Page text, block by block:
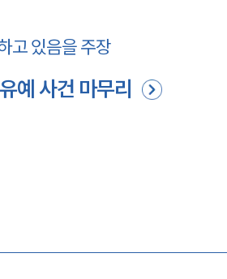
고 있음을 주장
예 사건 마무리